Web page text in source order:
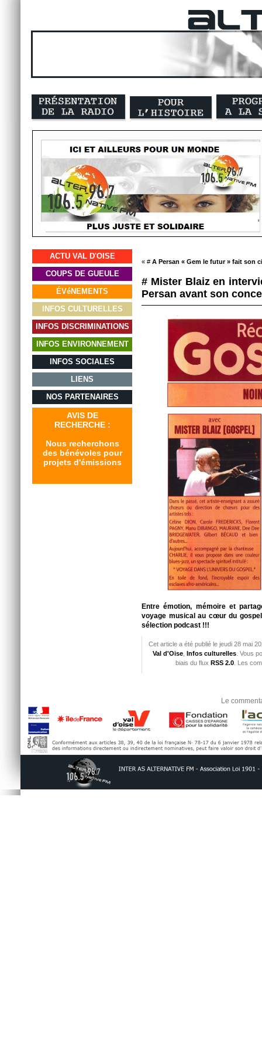
ACTU VAL D'OISE
COUPS DE GUEULE
ÉVéNEMENTS
INFOS CULTURELLES
INFOS DISCRIMINATIONS
INFOS ENVIRONNEMENT
INFOS SOCIALES
LIENS
NOS PARTENAIRES
AVIS DE
RECHERCHE :
Nous recherchons
des bénévoles pour
projets d'émissions
« # A Persan « Gem le futur » fait son
# Mister Blaiz en
Persan avant son
Entre émotion, mémoire et
voyage musical au cœur du
sélection podcast !!!
Cet article a été publié le jeudi 28 mai
Val d'Oise, Infos culturelles. Vous
biais du flux RSS 2.0. Les
Le